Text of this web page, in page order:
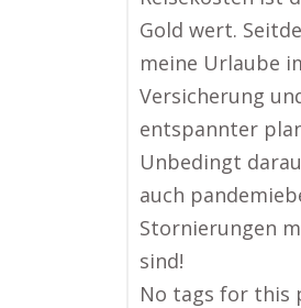
Gold wert.
meine Urlaube
Versicherung
entspannter
Unbedingt
auch
Stornierungen
sind!
No tags for this